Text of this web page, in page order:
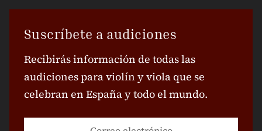
Suscríbete a audiciones
Recibirás información de todas las
audiciones para violín y viola que se
celebran en España y todo el mundo.